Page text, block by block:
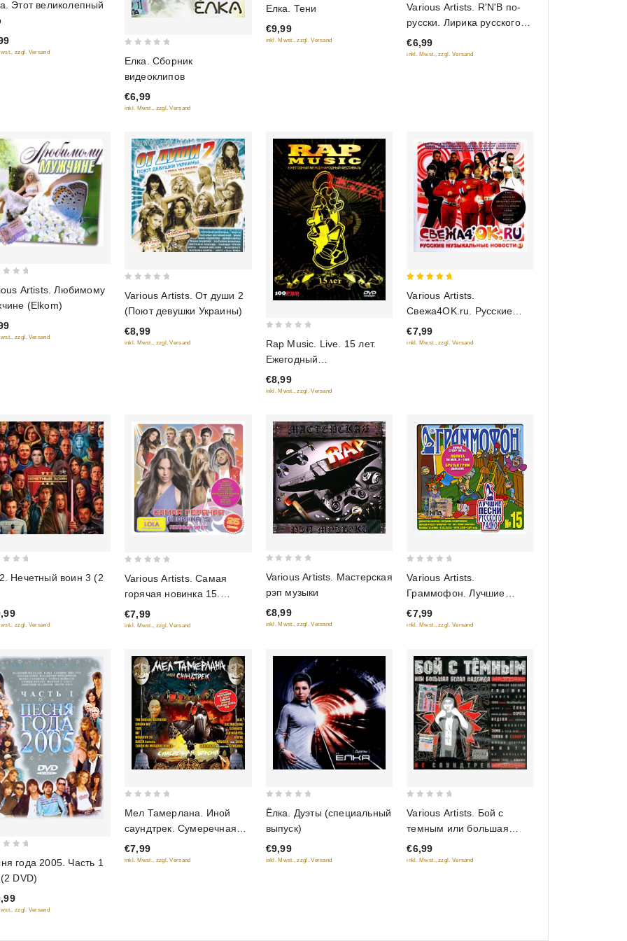
Этот великолепный
zzgl. Versand
of
5
Елка. Сборник
видеоклипов
€6,99
inkl. Mwst., zzgl. Versand
Елка. Тени
€9,99
inkl. Mwst., zzgl. Versand
of
5
Various Artists. R'N'B по-
русски. Лирика русского
R'N'B
€6,99
inkl. Mwst., zzgl. Versand
Artists. Любимому
(Elkom)
zzgl. Versand
of
5
Various Artists. От души 2
(Поют девушки Украины)
€8,99
inkl. Mwst., zzgl. Versand
out
of
5
Rap Music. Live. 15 лет.
Ежегодный
международный
фестиваль
€8,99
inkl. Mwst., zzgl. Versand
Various Artists.
Свежа4OK.ru. Русские
музыкальные новости 3
€7,99
inkl. Mwst., zzgl. Versand
Нечетный воин 3 (2
zzgl. Versand
of
5
Various Artists. Самая
горячая новинка 15.
Полный улёт
€7,99
inkl. Mwst., zzgl. Versand
of
5
Various Artists. Мастерская
рэп музыки
€8,99
inkl. Mwst., zzgl. Versand
of
5
Various Artists.
Граммофон. Лучшие
песни Русского радио.
Часть 15
€7,99
inkl. Mwst., zzgl. Versand
года 2005. Часть 1
DVD)
zzgl. Versand
of
5
Мел Тамерлана. Иной
саундтрек. Сумеречная
версия
€7,99
inkl. Mwst., zzgl. Versand
of
5
Ёлка. Дуэты (специальный
выпуск)
€9,99
inkl. Mwst., zzgl. Versand
of
5
Various Artists. Бой с
темным или большая
белая надежда. Не
саундтрек
€6,99
inkl. Mwst., zzgl. Versand